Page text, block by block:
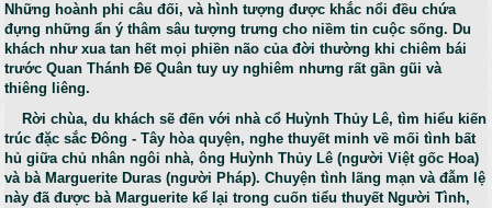
Những hoành phi câu đối, và hình tượng được khắc nổi đều chứa
đựng những ẩn ý thâm sâu tượng trưng cho niềm tin cuộc sống. Du
khách như xua tan hết mọi phiền não của đời thường khi chiêm bái
trước Quan Thánh Đế Quân tuy uy nghiêm nhưng rất gần gũi và
thiêng liêng.
Rời chùa, du khách sẽ đến với nhà cổ Huỳnh Thủy Lê, tìm hiểu kiến
trúc đặc sắc Đông - Tây hòa quyện, nghe thuyết minh về mối tình bất
hủ giữa chủ nhân ngôi nhà, ông Huỳnh Thủy Lê (người Việt gốc Hoa)
và bà Marguerite Duras (người Pháp). Chuyện tình lãng mạn và đẫm lệ
này đã được bà Marguerite kể lại trong cuốn tiểu thuyết Người Tình,